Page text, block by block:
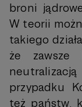
broni
W teorii
takiego
że
przypadku
też państw,